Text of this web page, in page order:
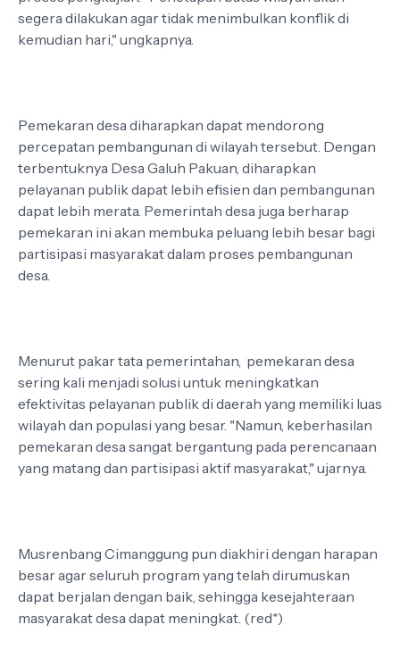
segera dilakukan agar tidak menimbulkan konflik di
kemudian hari," ungkapnya.
Pemekaran desa diharapkan dapat mendorong
percepatan pembangunan di wilayah tersebut. Dengan
terbentuknya Desa Galuh Pakuan, diharapkan
pelayanan publik dapat lebih efisien dan pembangunan
dapat lebih merata. Pemerintah desa juga berharap
pemekaran ini akan membuka peluang lebih besar bagi
partisipasi masyarakat dalam proses pembangunan
desa.
Menurut pakar tata pemerintahan, pemekaran desa
sering kali menjadi solusi untuk meningkatkan
efektivitas pelayanan publik di daerah yang memiliki luas
wilayah dan populasi yang besar. "Namun, keberhasilan
pemekaran desa sangat bergantung pada perencanaan
yang matang dan partisipasi aktif masyarakat," ujarnya.
Musrenbang Cimanggung pun diakhiri dengan harapan
besar agar seluruh program yang telah dirumuskan
dapat berjalan dengan baik, sehingga kesejahteraan
masyarakat desa dapat meningkat. (red*)